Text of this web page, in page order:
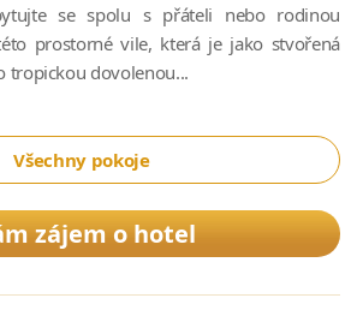
se spolu s přáteli nebo rodinou
prostorné vile, která je jako stvořená
tropickou dovolenou...
Všechny pokoje
zájem o hotel